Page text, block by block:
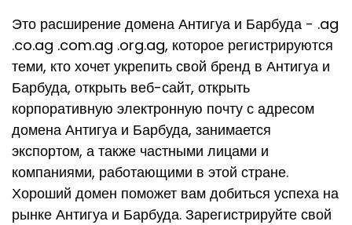
Это расширение домена Антигуа и Барбуда - .ag
.co.ag .com.ag .org.ag, которое регистрируются
теми, кто хочет укрепить свой бренд в Антигуа и
Барбуда, открыть веб-сайт, открыть
корпоративную электронную почту с адресом
домена Антигуа и Барбуда, занимается
экспортом, а также частными лицами и
компаниями, работающими в этой стране.
Хороший домен поможет вам добиться успеха на
рынке Антигуа и Барбуда. Зарегистрируйте свой